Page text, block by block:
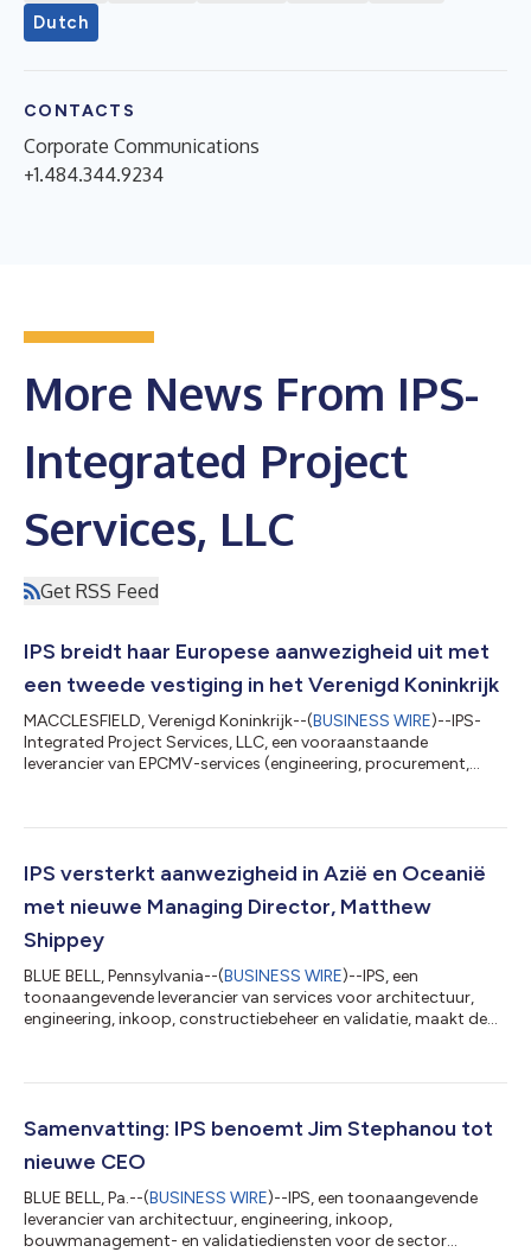
Dutch
CONTACTS
Corporate Communications
+1.484.344.9234
More News From IPS-
Integrated Project
Services, LLC
Get RSS Feed
IPS breidt haar Europese aanwezigheid uit met
een tweede vestiging in het Verenigd Koninkrijk
MACCLESFIELD, Verenigd Koninkrijk--(BUSINESS WIRE)--IPS-
Integrated Project Services, LLC, een vooraanstaande
leverancier van EPCMV-services (engineering, procurement,
Koninkrijk, gevestigd in het levendige Glasshouse in Alderley
belangrijke stap voor de groei van het bedrijf alsook voor haar
IPS versterkt aanwezigheid in Azië en Oceanië
met nieuwe Managing Director, Matthew
Shippey
BLUE BELL, Pennsylvania--(BUSINESS WIRE)--IPS, een
toonaangevende leverancier van services voor architectuur,
engineering, inkoop, constructiebeheer en validatie, maakt de
aanhoudende groei van het bedrijf in de APAC-regio
gebied van strategisch leiderschap in diverse sectoren. Zijn
komst vormt een belangrijke mijlpaal in de...
Samenvatting: IPS benoemt Jim Stephanou tot
nieuwe CEO
BLUE BELL, Pa.--(BUSINESS WIRE)--IPS, een toonaangevende
leverancier van architectuur, engineering, inkoop,
bouwmanagement- en validatiediensten voor de sector